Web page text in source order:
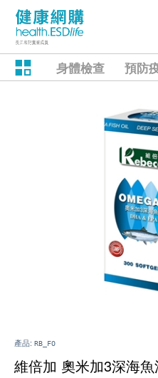
身體檢查 預防
產品: RB_FO
維倍加 奧米加3深海